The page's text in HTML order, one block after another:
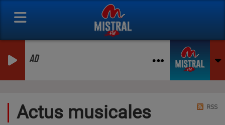
AD
Actus musicales RSS